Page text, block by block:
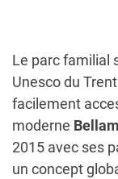
Le parc familial
Unesco du
facilement
moderne
2015 avec ses
un concept